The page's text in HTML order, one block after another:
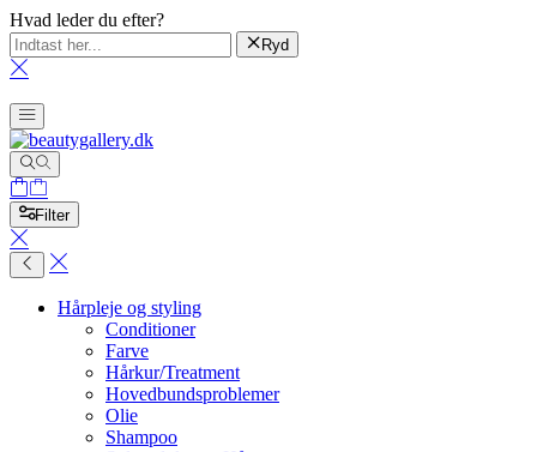
Hvad leder du efter?
Ryd
Filter
Hårpleje og styling
Conditioner
Farve
Hårkur/Treatment
Hovedbundsproblemer
Olie
Shampoo